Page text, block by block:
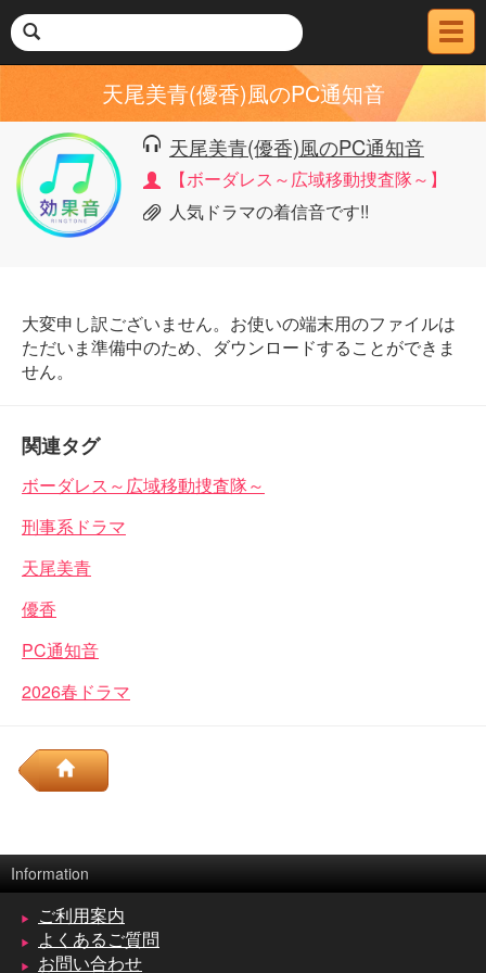
メ
ニ
天尾美青(優香)風のPC通知音
天尾美青(優香)風のPC通知音
【ボーダレス～広域移動捜査隊～】
人気ドラマの着信音です!!
大変申し訳ございません。お使いの端末用のファイルは
ただいま準備中のため、ダウンロードすることができま
せん。
関連タグ
ボーダレス～広域移動捜査隊～
刑事系ドラマ
天尾美青
優香
PC通知音
2026春ドラマ
Information
ご利用案内
よくあるご質問
お問い合わせ